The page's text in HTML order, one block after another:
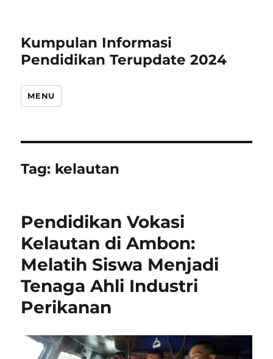
Kumpulan Informasi
Pendidikan Terupdate 2024
MENU
Tag: kelautan
Pendidikan Vokasi
Kelautan di Ambon:
Melatih Siswa Menjadi
Tenaga Ahli Industri
Perikanan